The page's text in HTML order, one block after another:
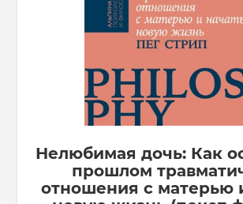
Нелюбимая дочь: Как
прошлом
отношения с матерью